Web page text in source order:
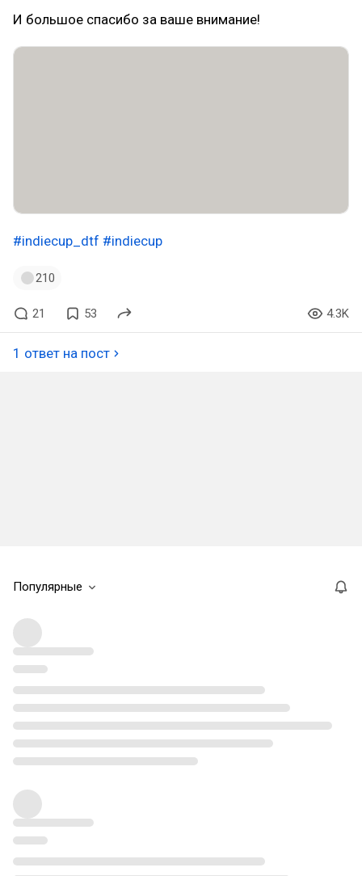
И большое спасибо за ваше внимание!
#indiecup_dtf #indiecup
210
21 53 4.3K
1 ответ на пост
Популярные